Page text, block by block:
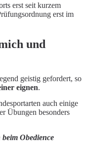
erst seit kurzem
erst im
und
geistig gefordert, so
eignen.
auch einige
Übungen besonders
Obedience